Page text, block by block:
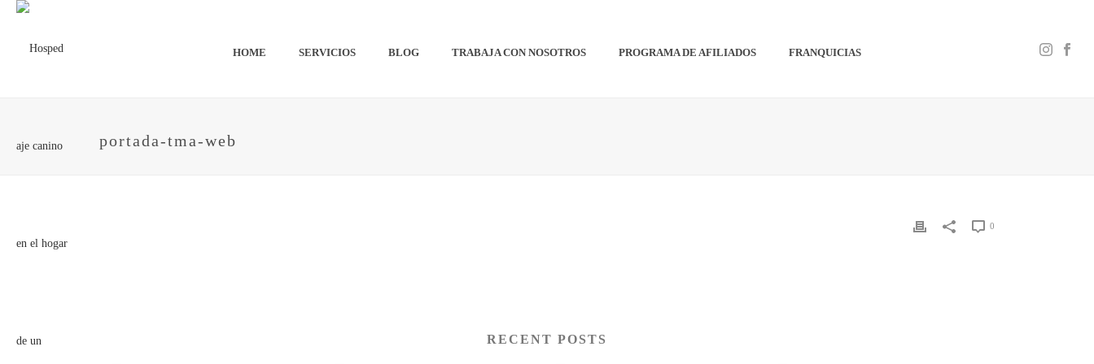
HOME SERVICIOS BLOG TRABAJA CON NOSOTROS PROGRAMA DE AFILIADOS FRANQUICIAS
portada-tma-web
0
RECENT POSTS